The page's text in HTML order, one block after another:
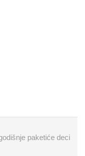
paketiće deci